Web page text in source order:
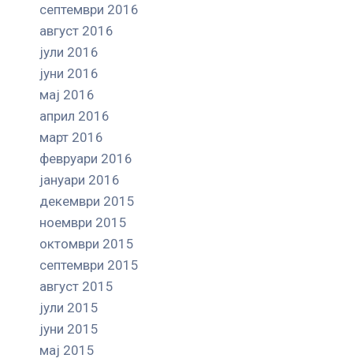
септември 2016
август 2016
јули 2016
јуни 2016
мај 2016
април 2016
март 2016
февруари 2016
јануари 2016
декември 2015
ноември 2015
октомври 2015
септември 2015
август 2015
јули 2015
јуни 2015
мај 2015